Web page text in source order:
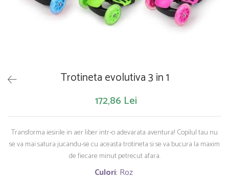
Papusi si accesorii
Trenulete si masinute
Trotineta evolutiva 3 in 1
172,86 Lei
Transforma iesirile in aer liber intr-o adevarata aventura! Copilul tau nu
se va mai satura jucandu-se cu aceasta trotineta si se va bucura la maxim
de fiecare minut petrecut afara.
Culori: Roz